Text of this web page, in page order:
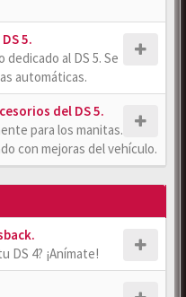
5.
al DS 5. Se
automáticas.
del DS 5.
para los manitas.
con mejoras del vehículo.
DS 4? ¡Anímate!